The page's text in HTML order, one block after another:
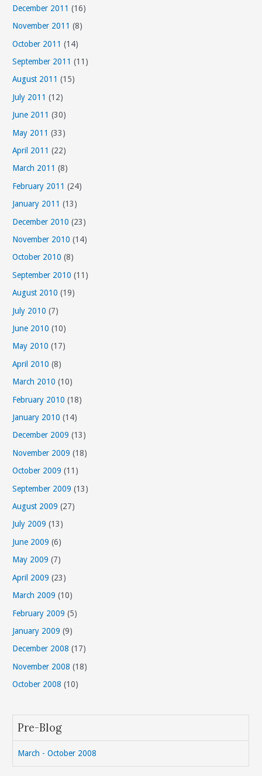
December 2011 (16)
November 2011 (8)
October 2011 (14)
September 2011 (11)
August 2011 (15)
July 2011 (12)
June 2011 (30)
May 2011 (33)
April 2011 (22)
March 2011 (8)
February 2011 (24)
January 2011 (13)
December 2010 (23)
November 2010 (14)
October 2010 (8)
September 2010 (11)
August 2010 (19)
July 2010 (7)
June 2010 (10)
May 2010 (17)
April 2010 (8)
March 2010 (10)
February 2010 (18)
January 2010 (14)
December 2009 (13)
November 2009 (18)
October 2009 (11)
September 2009 (13)
August 2009 (27)
July 2009 (13)
June 2009 (6)
May 2009 (7)
April 2009 (23)
March 2009 (10)
February 2009 (5)
January 2009 (9)
December 2008 (17)
November 2008 (18)
October 2008 (10)
Pre-Blog
March - October 2008